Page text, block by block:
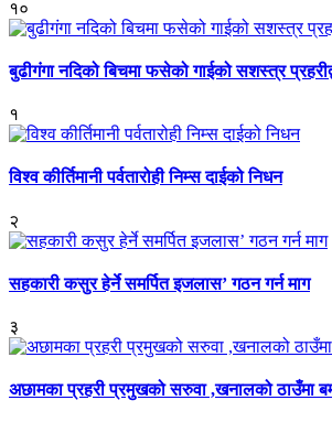
१०
बुढीगंगा नदिको बिचमा फसेको गाईको सशस्त्र
१
विश्व कीर्तिमानी पर्वतारोही निम्स दाईको निधन
२
सहकारी कसुर हेर्ने समर्पित इजलास’ गठन गर्न माग
३
अछामका प्रहरी प्रमुखको सरुवा ,खनालको ठाउँमा